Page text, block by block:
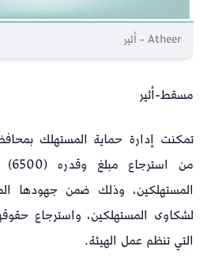
Atheer - أثير
مسقط-أثير
تمكنت إدارة حماية المستهلك
من
المستهلكين، وذلك ضمن جهودها
لشكاوى المستهلكين، واسترجاع
التي تنظم عمل الهيئة.